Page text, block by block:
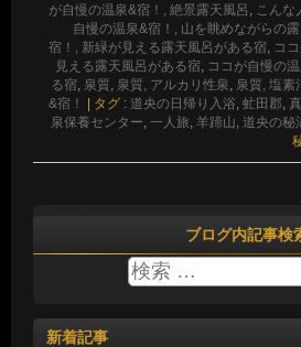
が自慢の温泉&宿！, 絶景露天風呂 , こんな
自慢の温泉&宿！, 山を眺めながらの
宿！, 新緑が見える露天風呂がある宿, コ
見える露天風呂がある宿, ココが自慢の
る宿, 泉質, 泉質, アルカリ性泉, 泉質, 塩素
&宿！
タグ : 道央の日帰り入浴, 虻田郡,
泉保養センター, 一人旅, 羊蹄山, 道央の秘
ブログ内記事検
新着記事